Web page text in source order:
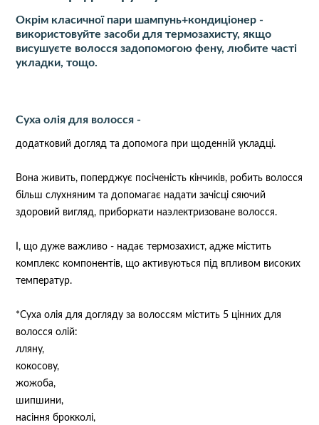
Окрім класичної пари шампунь+кондиціонер -
використовуйте засоби для термозахисту, якщо
висушуєте волосся задопомогою фену, любите часті
укладки, тощо.
Суха олія для волосся -
додатковий догляд та допомога при щоденній укладці.
Вона живить, поперджує посіченість кінчиків, робить волосся
більш слухняним та допомагає надати зачісці сяючий
здоровий вигляд, приборкати наэлектризоване волосся.
І, що дуже важливо - надає термозахист, адже містить
комплекс компонентів, що активуються під впливом високих
температур.
*Суха олія для догляду за волоссям містить 5 цінних для
волосся олій:
лляну,
кокосову,
жожоба,
шипшини,
насіння брокколі,